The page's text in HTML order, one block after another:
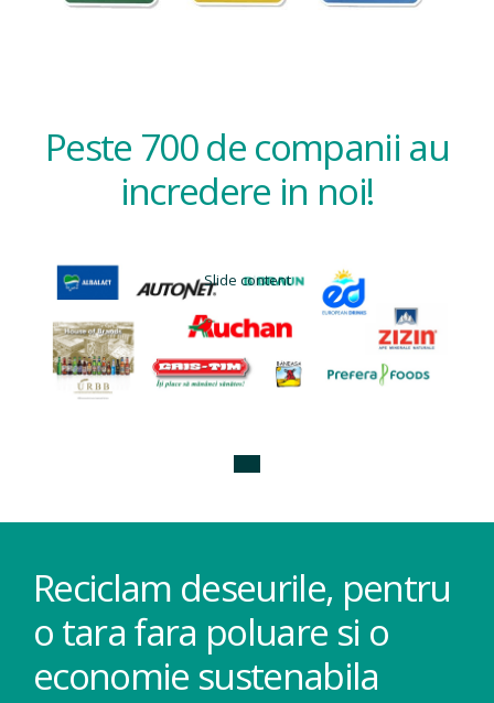
Peste 700 de companii au
incredere in noi!
Slide content
Reciclam deseurile, pentru
o tara fara poluare si o
economie sustenabila